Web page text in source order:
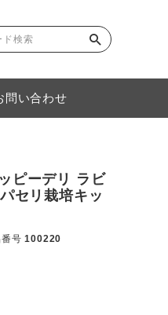
問い合わせ
ピーデリ ラビ
セリ栽培キッ
号 100220